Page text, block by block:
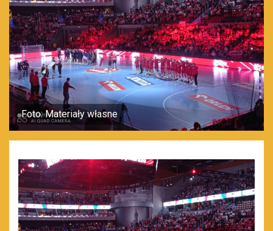
Foto: Materiały własne